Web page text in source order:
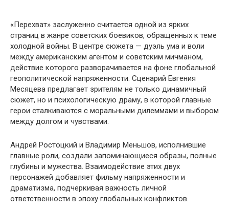
«Перехват» заслуженно считается одной из ярких
страниц в жанре советских боевиков, обращенных к теме
холодной войны. В центре сюжета — дуэль ума и воли
между американским агентом и советским мичманом,
действие которого разворачивается на фоне глобальной
геополитической напряженности. Сценарий Евгения
Месяцева предлагает зрителям не только динамичный
сюжет, но и психологическую драму, в которой главные
герои сталкиваются с моральными дилеммами и выбором
между долгом и чувствами.
Андрей Ростоцкий и Владимир Меньшов, исполнившие
главные роли, создали запоминающиеся образы, полные
глубины и мужества. Взаимодействие этих двух
персонажей добавляет фильму напряженности и
драматизма, подчеркивая важность личной
ответственности в эпоху глобальных конфликтов.